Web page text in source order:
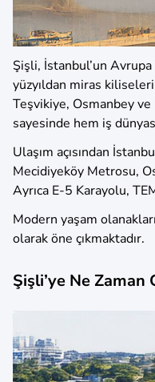
Şişli, İstanbul’un
yüzyıldan miras
Teşvikiye, Osmanbey
sayesinde hem iş
Ulaşım açısından
Mecidiyeköy Metrosu,
Ayrıca E-5 Karayolu,
Modern yaşam
olarak öne çıkmaktadır.
Şişli’ye Ne Zaman